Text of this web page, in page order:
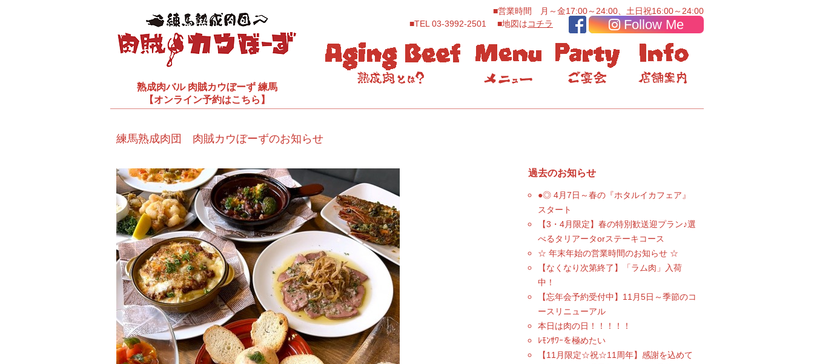
熟成肉バル 肉賊カウぼーず 練馬
【オンライン予約はこちら】
■営業時間 月～金17:00～24:00、土日祝16:00～24:00
■TEL 03-3992-2501 ■地図はコチラ Follow Me
練馬熟成肉団 肉賊カウぼーずのお知らせ
過去のお知らせ
●◎ 4月7日～春の『ホタルイカフェア』
スタート
【3・4月限定】春の特別歓送迎プラン♪選
べるタリアータorステーキコース
☆ 年末年始の営業時間のお知らせ ☆
【なくなり次第終了】「ラム肉」入荷
中！
【忘年会予約受付中】11月5日～季節のコ
ースリニューアル
本日は肉の日！！！！！
ﾚﾓﾝｻﾜｰを極めたい
【11月限定☆祝☆11周年】感謝を込めて